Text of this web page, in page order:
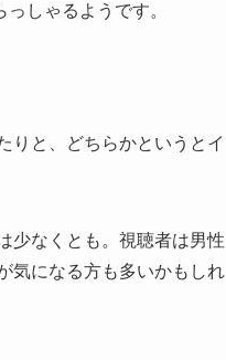
しゃるようです。
りと、どちらかというとイ
少なくとも。視聴者は男性
気になる方も多いかもしれ